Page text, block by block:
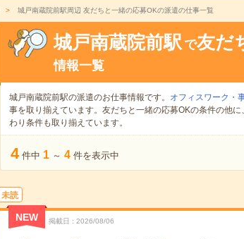
城戸南蔵院前駅周辺 友だちと一緒の応募OKの派遣の仕事一覧
城戸南蔵院前駅 で友だ
情報一覧
城戸南蔵院前駅の派遣のお仕事情報です。 オフィスワーク・
事を取り揃えています。友だちと一緒の応募OKの条件の他に、
わり条件も取り揃えています。
4 件中 1 ～ 4 件を表示中
未読
NEW 掲載日 2026/08/06